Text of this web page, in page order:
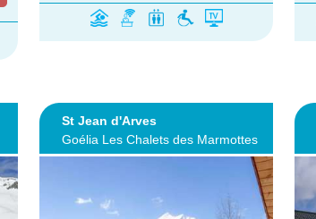
St Jean d'Arves
Goélia Les Chalets des Marmottes